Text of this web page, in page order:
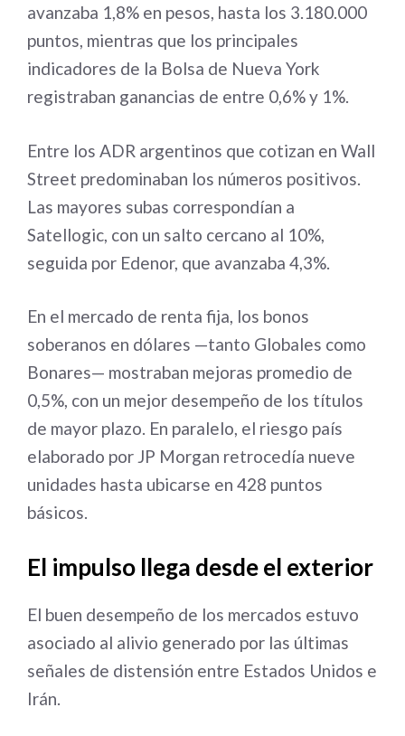
avanzaba 1,8% en pesos, hasta los 3.180.000
puntos, mientras que los principales
indicadores de la Bolsa de Nueva York
registraban ganancias de entre 0,6% y 1%.
Entre los ADR argentinos que cotizan en Wall
Street predominaban los números positivos.
Las mayores subas correspondían a
Satellogic, con un salto cercano al 10%,
seguida por Edenor, que avanzaba 4,3%.
En el mercado de renta fija, los bonos
soberanos en dólares —tanto Globales como
Bonares— mostraban mejoras promedio de
0,5%, con un mejor desempeño de los títulos
de mayor plazo. En paralelo, el riesgo país
elaborado por JP Morgan retrocedía nueve
unidades hasta ubicarse en 428 puntos
básicos.
El impulso llega desde el exterior
El buen desempeño de los mercados estuvo
asociado al alivio generado por las últimas
señales de distensión entre Estados Unidos e
Irán.